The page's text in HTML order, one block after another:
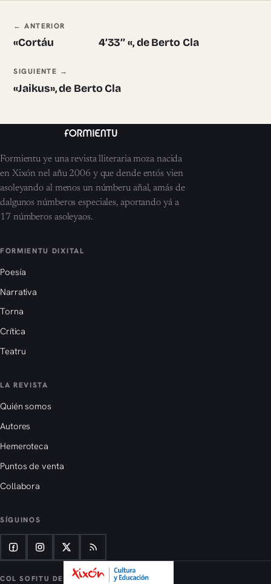
Navegación ente pieces
← ANTERIOR
«Cortáu 4’33’’ «, de Berto Cla
SIGUIENTE →
«Jaikus», de Berto Cla
Formientu ye una revista lliteraria moza nacida
en Xixón nel añu 2006 y que dende entós vien
asoleyando al menos un númberu añal, amás de
dalgunos númberos especiales, aportando yá a
17 númberos asoleyaos.
FORMIENTU DIXITAL
Poesía
Narrativa
Torna
Crítica
Teatru
LA REVISTA
Quién somos
Autores
Hemeroteca
Puntos de venta
Collabora
SÍGUINOS
COL SOFITU DE